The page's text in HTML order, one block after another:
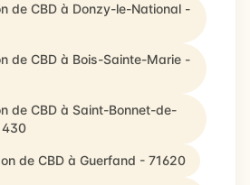
de CBD à Donzy-le-National -
de CBD à Bois-Sainte-Marie -
de CBD à Saint-Bonnet-de-
de CBD à Guerfand - 71620